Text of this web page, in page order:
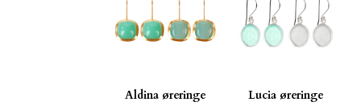
Aldina øreringe Lucia øreringe